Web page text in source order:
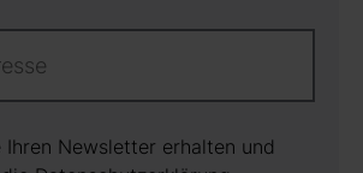
Ihren Newsletter erhalten und